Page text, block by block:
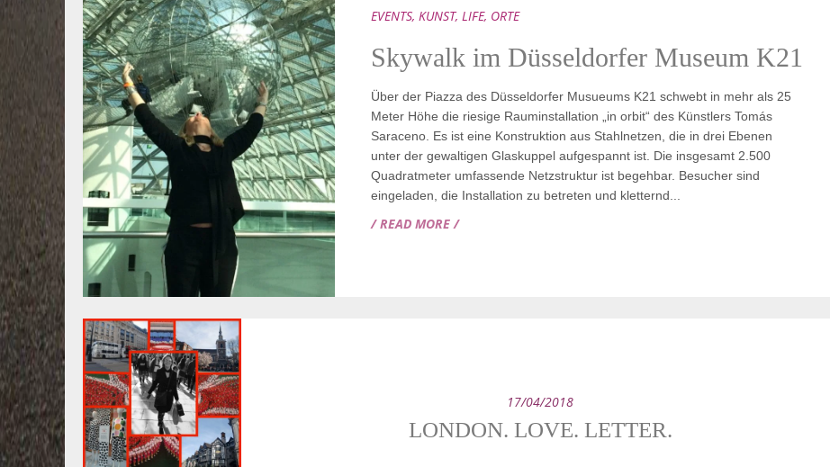
EVENTS, KUNST, LIFE, ORTE
Skywalk im Düsseldorfer Museum K21
Über der Piazza des Düsseldorfer Musueums K21 schwebt in mehr als 25
Meter Höhe die riesige Rauminstallation „in orbit“ des Künstlers Tomás
Saraceno. Es ist eine Konstruktion aus Stahlnetzen, die in drei Ebenen
unter der gewaltigen Glaskuppel aufgespannt ist. Die insgesamt 2.500
Quadratmeter umfassende Netzstruktur ist begehbar. Besucher sind
eingeladen, die Installation zu betreten und kletternd...
/ READ MORE /
17/04/2018
LONDON. LOVE. LETTER.